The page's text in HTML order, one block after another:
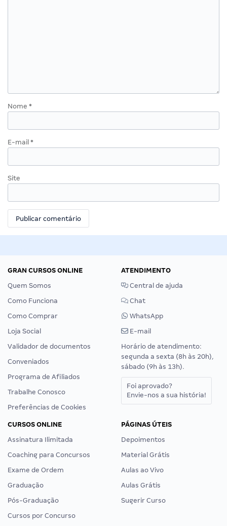
Nome *
E-mail *
Site
GRAN CURSOS ONLINE
Quem Somos
Como Funciona
Como Comprar
Loja Social
Validador de documentos
Conveniados
Programa de Afiliados
Trabalhe Conosco
Preferências de Cookies
ATENDIMENTO
Central de ajuda
Chat
WhatsApp
E-mail
Horário de atendimento:
segunda a sexta (8h às 20h),
sábado (9h às 13h).
Foi aprovado?
Envie-nos a sua história!
CURSOS ONLINE
Assinatura Ilimitada
Coaching para Concursos
Exame de Ordem
Graduação
Pós-Graduação
Cursos por Concurso
PÁGINAS ÚTEIS
Depoimentos
Material Grátis
Aulas ao Vivo
Aulas Grátis
Sugerir Curso